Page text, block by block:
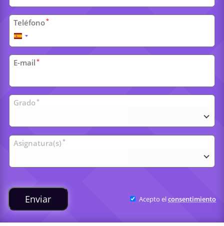
Teléfono*
España
+34
E-mail *
Clases
universitarias
Grado*
Asignatura(s) *
Enviar Acepto elconsentimiento